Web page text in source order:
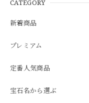
CATEGORY
新着商品
プレミアム
定番人気商品
宝石名から選ぶ